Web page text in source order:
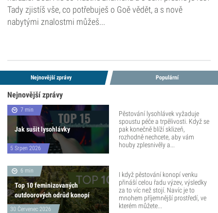
Tady zjistíš vše, co potřebuješ o Goě vědět, a s nově
nabytými znalostmi můžeš...
Nejnovější zprávy Populární
Nejnovější zprávy
7 min
Jak sušit lysohlávky
5 Srpen 2026
Pěstování lysohlávek vyžaduje
spoustu péče a trpělivosti. Když se
pak konečně blíží sklizeň,
rozhodně nechcete, aby vám
houby zplesnivěly a...
6 min
Top 10 feminizovaných
outdoorových odrůd konopí
30 Červenec 2026
I když pěstování konopí venku
přináší celou řadu výzev, výsledky
za to víc než stojí. Navíc je to
mnohem příjemnější prostředí, ve
kterém můžete...